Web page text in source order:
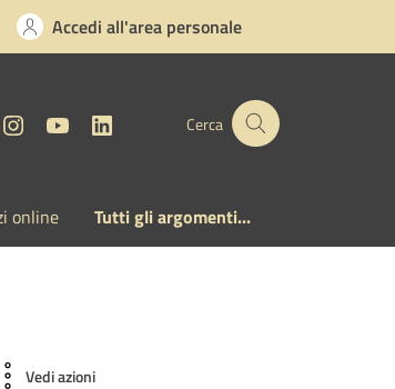
Accedi all'area personale
Instagram
YouTubeLinkedinCerca
online Tutti gli argomenti...
Vedi azioni